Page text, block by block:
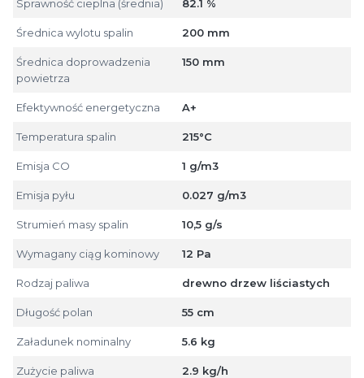
Sprawność cieplna (średnia) 82.1 %
Średnica wylotu spalin 200 mm
Średnica doprowadzenia
powietrza
150 mm
Efektywność energetyczna A+
Temperatura spalin 215°C
Emisja CO 1 g/m3
Emisja pyłu 0.027 g/m3
Strumień masy spalin 10,5 g/s
Wymagany ciąg kominowy 12 Pa
Rodzaj paliwa drewno drzew liściastych
Długość polan 55 cm
Załadunek nominalny 5.6 kg
Zużycie paliwa 2.9 kg/h